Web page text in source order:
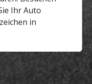
Ihr Auto
in